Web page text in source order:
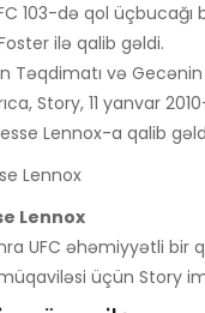
103-də qol üçbucağı
ilə qalib gəldi.
Təqdimatı və
Story, 11 yanvar
Lennox-a qalib
Lennox
UFC əhəmiyyətli bir
üçün Story